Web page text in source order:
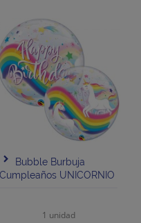
Bubble Burbuja
Cumpleaños UNICORNIO
1 unidad